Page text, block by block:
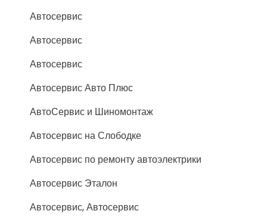
Автосервис
Автосервис
Автосервис
Автосервис Авто Плюс
АвтоСервис и Шиномонтаж
Автосервис на Слободке
Автосервис по ремонту автоэлектрики
Автосервис Эталон
Автосервис, Автосервис